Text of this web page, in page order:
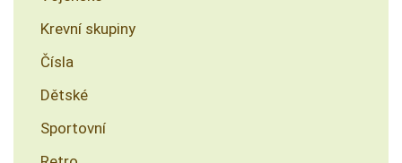
Krevní skupiny
Čísla
Dětské
Sportovní